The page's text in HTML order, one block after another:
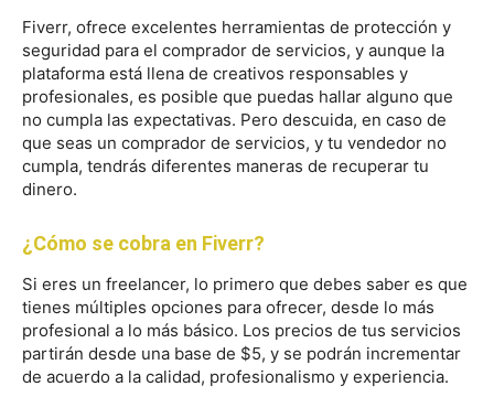
Fiverr, ofrece excelentes herramientas de protección y
seguridad para el comprador de servicios, y aunque la
plataforma está llena de creativos responsables y
profesionales, es posible que puedas hallar alguno que
no cumpla las expectativas. Pero descuida, en caso de
que seas un comprador de servicios, y tu vendedor no
cumpla, tendrás diferentes maneras de recuperar tu
dinero.
¿Cómo se cobra en Fiverr?
Si eres un freelancer, lo primero que debes saber es que
tienes múltiples opciones para ofrecer, desde lo más
profesional a lo más básico. Los precios de tus servicios
partirán desde una base de $5, y se podrán incrementar
de acuerdo a la calidad, profesionalismo y experiencia.